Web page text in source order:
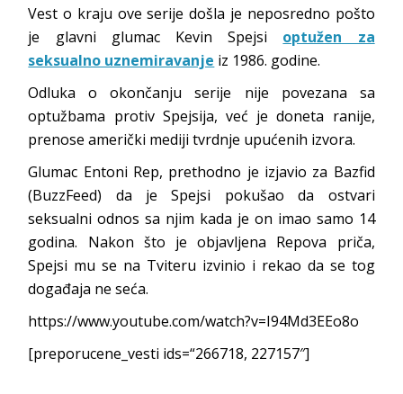
Vest o kraju ove serije došla je neposredno pošto
je glavni glumac Kevin Spejsi optužen za
seksualno uznemiravanje iz 1986. godine.
Odluka o okončanju serije nije povezana sa
optužbama protiv Spejsija, već je doneta ranije,
prenose američki mediji tvrdnje upućenih izvora.
Glumac Entoni Rep, prethodno je izjavio za Bazfid
(BuzzFeed) da je Spejsi pokušao da ostvari
seksualni odnos sa njim kada je on imao samo 14
godina. Nakon što je objavljena Repova priča,
Spejsi mu se na Tviteru izvinio i rekao da se tog
događaja ne seća.
https://www.youtube.com/watch?v=I94Md3EEo8o
[preporucene_vesti ids=“266718, 227157″]